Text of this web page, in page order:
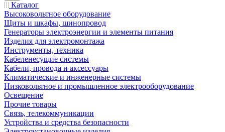
Каталог
Высоковольтное оборудование
Щиты и шкафы, шинопровод
Генераторы электроэнергии и элементы питания
Изделия для электромонтажа
Инструменты, техника
Кабеленесущие системы
Кабели, провода и аксессуары
Климатические и инженерные системы
Низковольтное и промышленное электрооборудование
Освещение
Прочие товары
Связь, телекоммуникации
Устройства и средства безопасности